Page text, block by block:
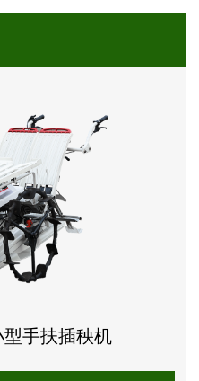
手扶插秧机